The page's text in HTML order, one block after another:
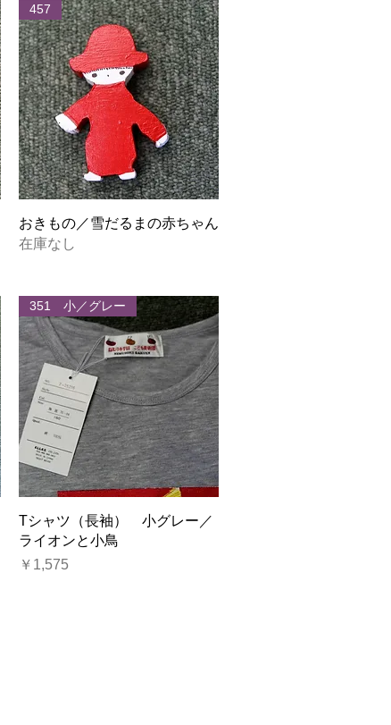
クイックビュー
457
おきもの／雪だるまの赤ちゃん
在庫なし
クイックビュー
351 小／グレー
Tシャツ（長袖） 小グレー／
ライオンと小鳥
価格
￥1,575